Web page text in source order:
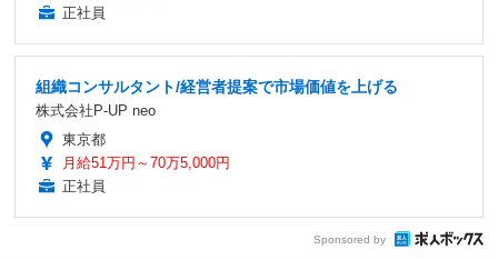
正社員
組織コンサルタント/経営者提案で市場価値を上げる
株式会社P-UP neo
東京都
月給51万円～70万5,000円
正社員
Sponsored by